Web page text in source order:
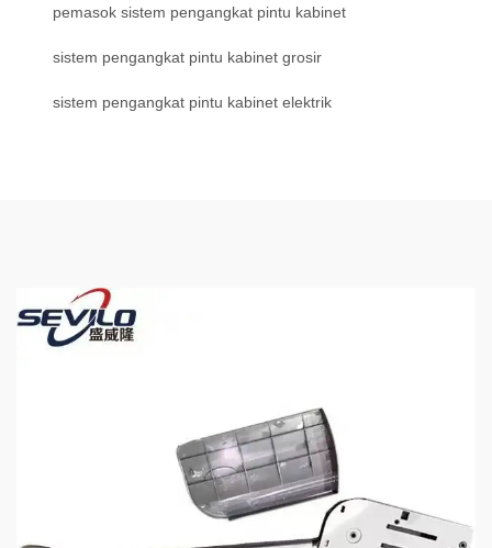
pemasok sistem pengangkat pintu kabinet
sistem pengangkat pintu kabinet grosir
sistem pengangkat pintu kabinet elektrik